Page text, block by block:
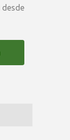
desde